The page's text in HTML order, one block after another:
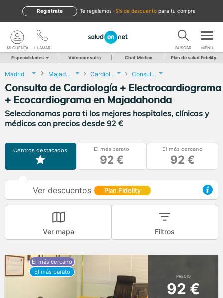
te regalamos -5% de descuento para tu compra
Regístrate
LLAMAR
MI CUENTA BUSCAR MENU
Especialidades Videoconsulta Chat Médico Plan de salud Fidelity
Madrid Majadahonda Cardiología Consulta de Cardiología + Electrocardiograma + Ecocardiograma
Consulta de Cardiología + Electrocardiograma
+ Ecocardiograma en Majadahonda
Seleccionamos para ti los mejores hospitales, clínicas y
médicos con precios desde 92 €
Centros destacados El más barato
92 €
El más cercano
92 €
Ver descuentos Plan Fidelity
Ver mapa Filtros
PRECIO
92 €